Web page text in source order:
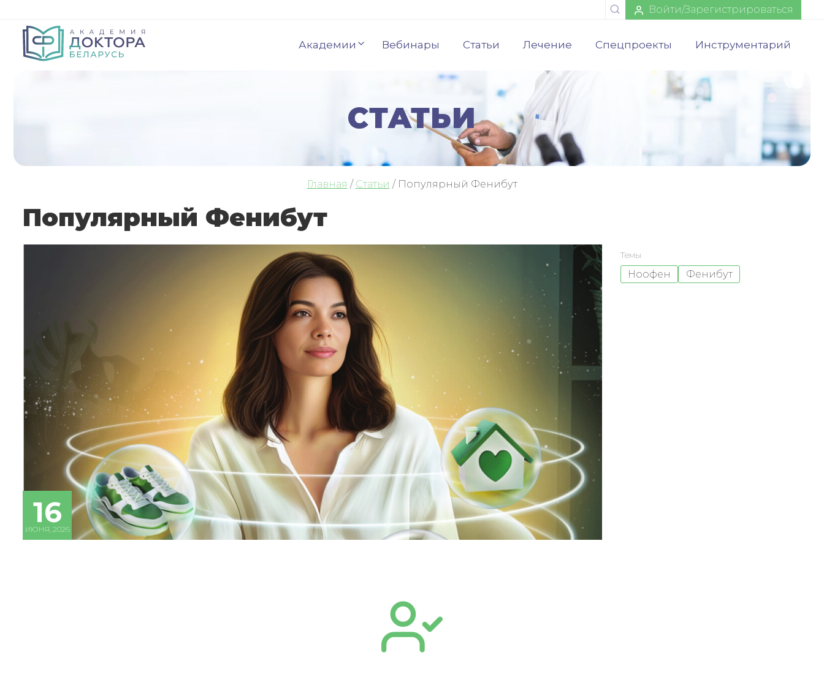
Войти/Зарегистрироваться
Академии Вебинары Статьи Лечение Спецпроекты Инструментарий
СТАТЬИ
Главная / Статьи / Популярный Фенибут
Популярный Фенибут
16
ИЮНЯ, 2026
Темы
Ноофен Фенибут